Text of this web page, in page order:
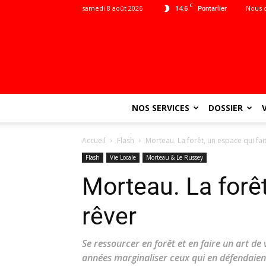
14.6 C Pontarlier
samedi 8 août 2026 Nous
NOS SERVICES DOSSIER
Accueil Flash Morteau. La forêt, un espace qui
Flash Vie Locale Morteau & Le Russey
Morteau. La
rêver
Se ressourcer en forêt et en faire un art
années marginaliser ceux qui en